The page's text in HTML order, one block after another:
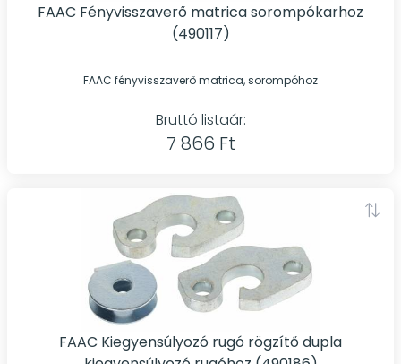
FAAC Fényvisszaverő matrica sorompókarhoz
(490117)
FAAC fényvisszaverő matrica, sorompóhoz
Bruttó listaár:
7 866 Ft
FAAC Kiegyensúlyozó rugó rögzítő dupla